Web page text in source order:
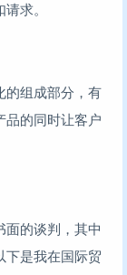
求。
的组成部分，有
品的同时让客户
面的谈判，其中
下是我在国际贸